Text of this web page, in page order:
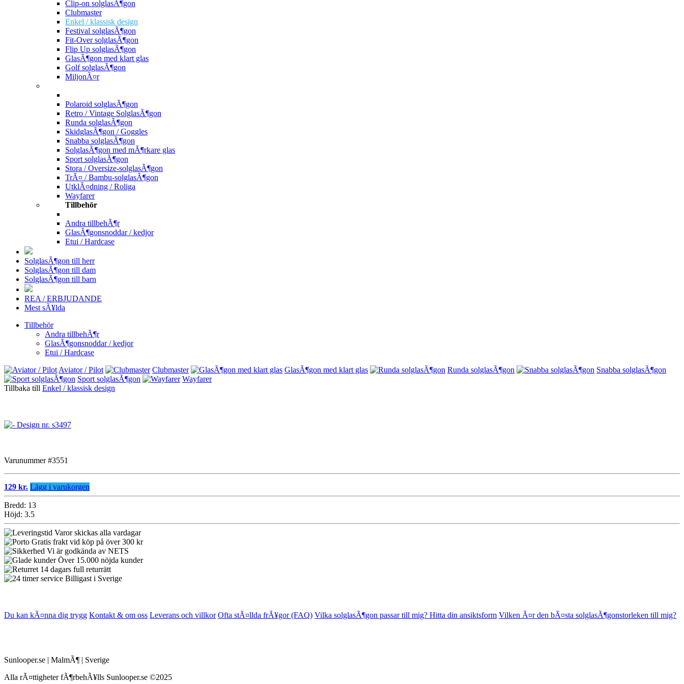
Clip-on solglasÃ¶gon
Clubmaster
Enkel / klassisk design
Festival solglasÃ¶gon
Fit-Over solglasÃ¶gon
Flip Up solglasÃ¶gon
GlasÃ¶gon med klart glas
Golf solglasÃ¶gon
MiljonÃ¤r
Polaroid solglasÃ¶gon
Retro / Vintage SolglasÃ¶gon
Runda solglasÃ¶gon
SkidglasÃ¶gon / Goggles
Snabba solglasÃ¶gon
SolglasÃ¶gon med mÃ¶rkare glas
Sport solglasÃ¶gon
Stora / Oversize-solglasÃ¶gon
TrÃ¤ / Bambu-solglasÃ¶gon
UtklÃ¤dning / Roliga
Wayfarer
Tillbehör
Andra tillbehÃ¶r
GlasÃ¶gonsnoddar / kedjor
Etui / Hardcase
SolglasÃ¶gon till herr
SolglasÃ¶gon till dam
SolglasÃ¶gon till barn
REA / ERBJUDANDE
Mest sÃ¥lda
Tillbehör
Andra tillbehÃ¶r
GlasÃ¶gonsnoddar / kedjor
Etui / Hardcase
Aviator / Pilot
Clubmaster GlasÃ¶gon med klart glas Runda solglasÃ¶gon
Snabba solglasÃ¶gon
Sport solglasÃ¶gon
Wayfarer
Tillbaka till Enkel / klassisk design
Varunummer #3551
129 kr. Lägg i varukorgen
Bredd: 13
Höjd: 3.5
Varor skickas alla vardagar
Gratis frakt vid köp på över 300 kr
Vi är godkända av NETS
Över 15.000 nöjda kunder
14 dagars full returrätt
Billigast i Sverige
Du kan kÃ¤nna dig trygg Kontakt & om oss Leverans och villkor Ofta stÃ¤llda frÃ¥gor (FAQ) Vilka solglasÃ¶gon passar till mig? Hitta din ansiktsform Vilken Ã¤r den bÃ¤sta solglasÃ¶gonstorleken till mig?
Sunlooper.se | MalmÃ¶ | Sverige
Alla rÃ¤ttigheter fÃ¶rbehÃ¥lls Sunlooper.se ©2025